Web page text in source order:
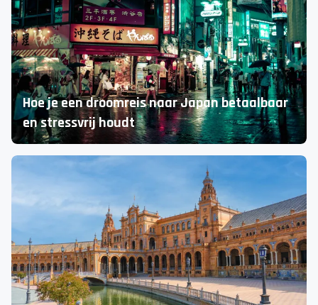
Van Mambo Beach tot Willemstad
De leukste tips voor Curaçao!
Hoe je een droomreis naar Japan betaalbaar
en stressvrij houdt